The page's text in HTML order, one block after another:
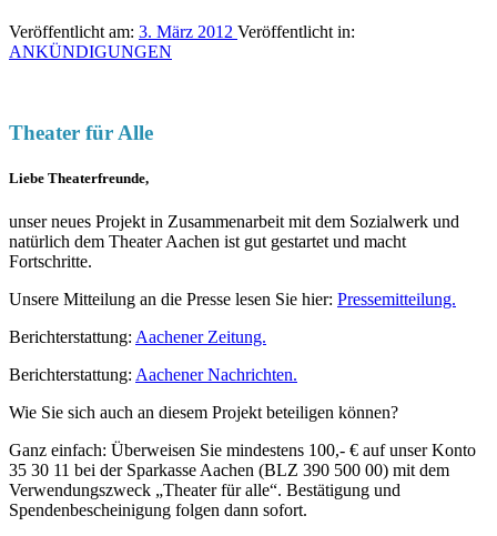
Veröffentlicht am: 3. März 2012 Veröffentlicht in:
ANKÜNDIGUNGEN
Theater für Alle
Liebe Theaterfreunde,
unser neues Projekt in Zusammenarbeit mit dem Sozialwerk und
natürlich dem Theater Aachen ist gut gestartet und macht
Fortschritte.
Unsere Mitteilung an die Presse lesen Sie hier: Pressemitteilung.
Berichterstattung: Aachener Zeitung.
Berichterstattung: Aachener Nachrichten.
Wie Sie sich auch an diesem Projekt beteiligen können?
Ganz einfach: Überweisen Sie mindestens 100,- € auf unser Konto
35 30 11 bei der Sparkasse Aachen (BLZ 390 500 00) mit dem
Verwendungszweck „Theater für alle“. Bestätigung und
Spendenbescheinigung folgen dann sofort.